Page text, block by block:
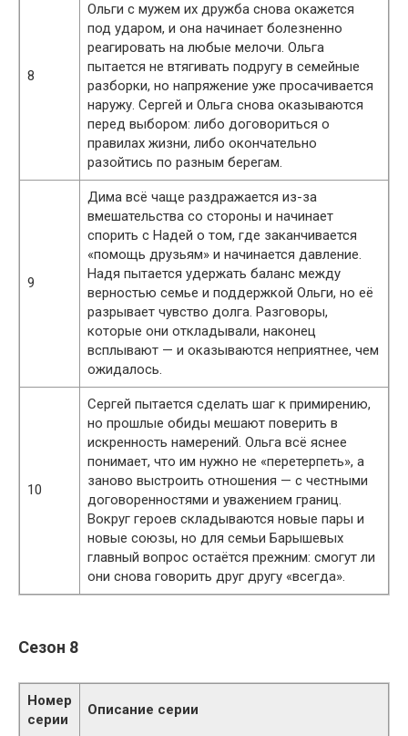
8
Ольги с мужем их дружба снова окажется
под ударом, и она начинает болезненно
реагировать на любые мелочи. Ольга
пытается не втягивать подругу в семейные
разборки, но напряжение уже просачивается
наружу. Сергей и Ольга снова оказываются
перед выбором: либо договориться о
правилах жизни, либо окончательно
разойтись по разным берегам.
9
Дима всё чаще раздражается из-за
вмешательства со стороны и начинает
спорить с Надей о том, где заканчивается
«помощь друзьям» и начинается давление.
Надя пытается удержать баланс между
верностью семье и поддержкой Ольги, но её
разрывает чувство долга. Разговоры,
которые они откладывали, наконец
всплывают — и оказываются неприятнее, чем
ожидалось.
10
Сергей пытается сделать шаг к примирению,
но прошлые обиды мешают поверить в
искренность намерений. Ольга всё яснее
понимает, что им нужно не «перетерпеть», а
заново выстроить отношения — с честными
договоренностями и уважением границ.
Вокруг героев складываются новые пары и
новые союзы, но для семьи Барышевых
главный вопрос остаётся прежним: смогут ли
они снова говорить друг другу «всегда».
Сезон 8
Номер
серии
Описание серии